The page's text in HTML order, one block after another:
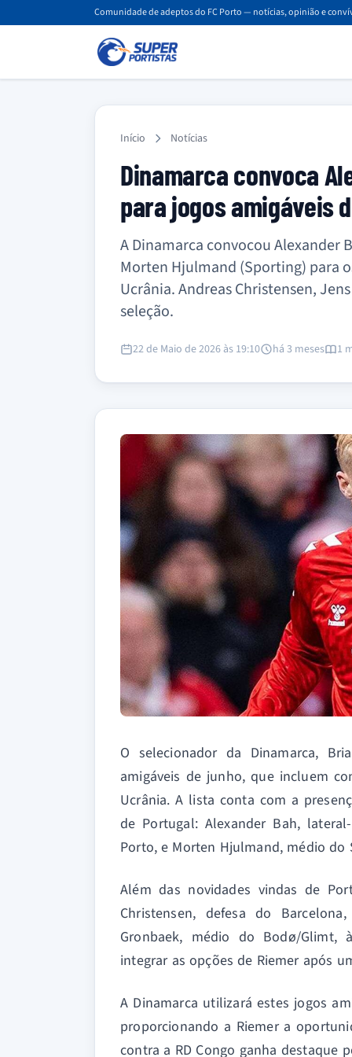
Comunidade de adeptos do FC Porto — notícias, opinião e
Início Notícias
Dinamarca convoca
para jogos amigáveis
A Dinamarca convocou Alexander
Morten Hjulmand (Sporting) para
Ucrânia. Andreas Christensen,
seleção.
22 de Maio de 2026 às 19:10 há 3 meses 1
O selecionador da Dinamarca,
amigáveis de junho, que incluem
Ucrânia. A lista conta com a
de Portugal: Alexander Bah,
Porto, e Morten Hjulmand, médio do
Além das novidades vindas de
Christensen, defesa do
Gronbaek, médio do Bodø/Glimt,
integrar as opções de Riemer após
A Dinamarca utilizará estes jogos
proporcionando a Riemer a
contra a RD Congo ganha destaque